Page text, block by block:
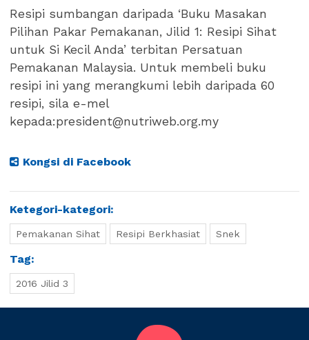
Resipi sumbangan daripada ‘Buku Masakan
Pilihan Pakar Pemakanan, Jilid 1: Resipi Sihat
untuk Si Kecil Anda’ terbitan Persatuan
Pemakanan Malaysia. Untuk membeli buku
resipi ini yang merangkumi lebih daripada 60
resipi, sila e-mel
kepada:president@nutriweb.org.my
Kongsi di Facebook
Ketegori-kategori:
Pemakanan Sihat Resipi Berkhasiat Snek
Tag:
2016 Jilid 3